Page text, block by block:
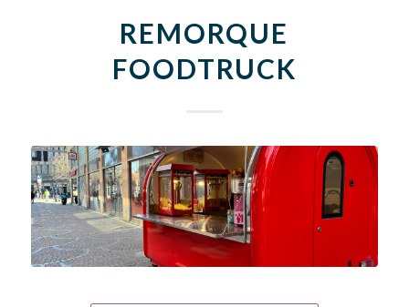
REMORQUE
FOODTRUCK